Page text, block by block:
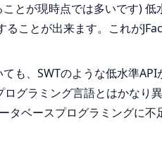
とが現時点では多いです)
ことが出来ます。これが
も、SWTのような低水準
グラミング言語とはかなり
タベースプログラミングに